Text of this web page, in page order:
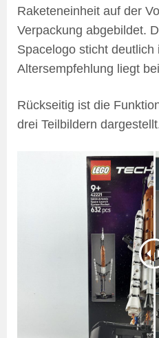
Raketeneinheit auf der
Verpackung abgebildet.
Spacelogo sticht deutlich
Altersempfehlung liegt
Rückseitig ist die
drei Teilbildern